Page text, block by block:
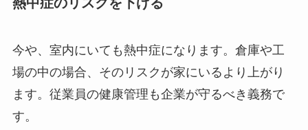
今や、室内にいても熱中症になります。倉庫や工
場の中の場合、そのリスクが家にいるより上がり
ます。従業員の健康管理も企業が守るべき義務で
す。